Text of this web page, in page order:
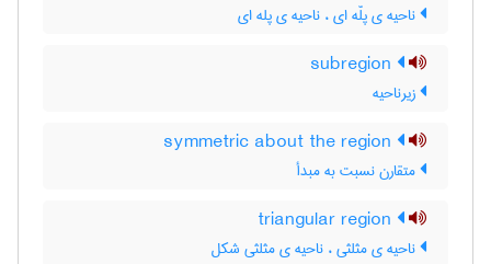
ناحیه ی پلّه ای ، ناحیه ی پله ای
زیرناحیه
متقارن نسبت به مبدأ
ناحیه ی مثلثی ، ناحیه ی مثلثی شکل